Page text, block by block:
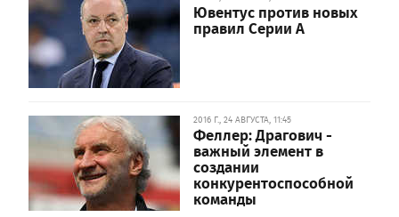
Ювентус против новых
правил Серии А
2016 Г., 24 АВГУСТА, 11:45
Феллер: Драгович -
важный элемент в
создании
конкурентоспособной
команды